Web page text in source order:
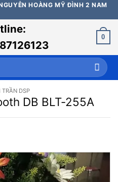
HOÀNG MỸ ĐÌNH 2 NAM
0
TRẦN DSP
DB BLT-255A